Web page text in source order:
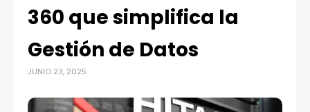
360 que simplifica la
Gestión de Datos
JUNIO 23, 2025